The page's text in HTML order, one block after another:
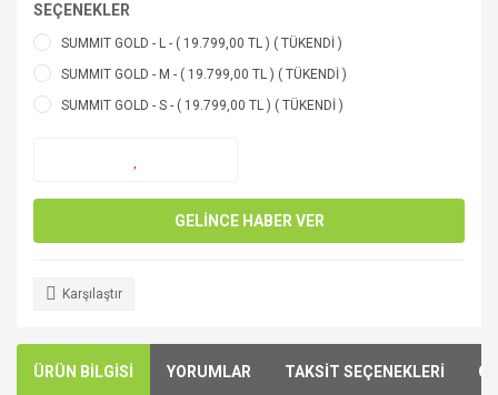
SEÇENEKLER
SUMMIT GOLD - L - ( 19.799,00 TL ) ( TÜKENDİ )
SUMMIT GOLD - M - ( 19.799,00 TL ) ( TÜKENDİ )
SUMMIT GOLD - S - ( 19.799,00 TL ) ( TÜKENDİ )
GELİNCE HABER VER
Karşılaştır
ÜRÜN BİLGİSİ YORUMLAR TAKSİT SEÇENEKLERİ